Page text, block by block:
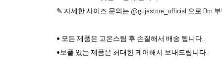
✎ 자세한 사이즈 문의는 @gujestore_official 으로 Dm
• 모든 제품은 고온스팀 후 손질해서 배송 됩니다.
•보풀 있는 제품은 최대한 케어해서 보내드립니다.